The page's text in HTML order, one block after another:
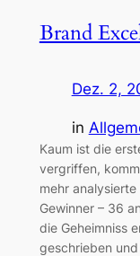
Brand
Dez. 2,
in
Kaum ist die
vergriffen,
mehr
Gewinner – 36
die Geheimniss
geschrieben